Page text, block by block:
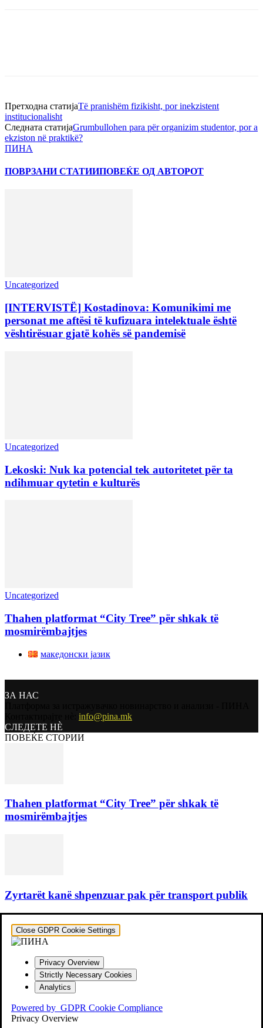
Претходна статијаTë pranishëm fizikisht, por inekzistent
institucionalisht
Следната статијаGrumbullohen para për organizim studentor, por a
ekziston në praktikë?
ПИНА
ПОВРЗАНИ СТАТИИПОВЕЌЕ ОД АВТОРОТ
Uncategorized
[INTERVISTË] Kostadinova: Komunikimi me
personat me aftësi të kufizuara intelektuale është
vështirësuar gjatë kohës së pandemisë
Uncategorized
Lekoski: Nuk ka potencial tek autoritetet për ta
ndihmuar qytetin e kulturës
Uncategorized
Thahen platformat “City Tree” për shkak të
mosmirëmbajtjes
македонски јазик
ЗА НАС
info@pina.mk
СЛЕДЕТЕ НЀ
ПОВЕЌЕ СТОРИИ
Thahen platformat “City Tree” për shkak të
mosmirëmbajtjes
Zyrtarët kanë shpenzuar pak për transport publik
Close GDPR Cookie Settings
Privacy Overview
Strictly Necessary Cookies
Analytics
Powered by GDPR Cookie Compliance
Privacy Overview